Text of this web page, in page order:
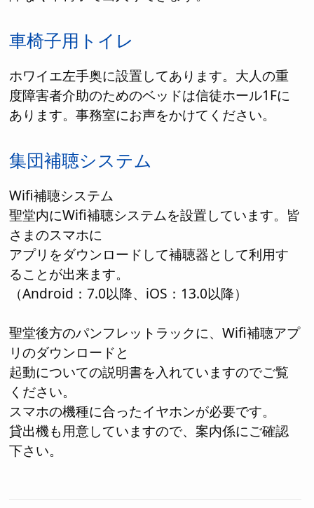
車椅子用トイレ
ホワイエ左手奥に設置してあります。大人の重
度障害者介助のためのベッドは信徒ホール1Fに
あります。事務室にお声をかけてください。
集団補聴システム
Wifi補聴システム
聖堂内にWifi補聴システムを設置しています。皆
さまのスマホに
アプリをダウンロードして補聴器として利用す
ることが出来ます。
（Android：7.0以降、iOS：13.0以降）
聖堂後方のパンフレットラックに、Wifi補聴アプ
リのダウンロードと
起動についての説明書を入れていますのでご覧
ください。
スマホの機種に合ったイヤホンが必要です。
貸出機も用意していますので、案内係にご確認
下さい。